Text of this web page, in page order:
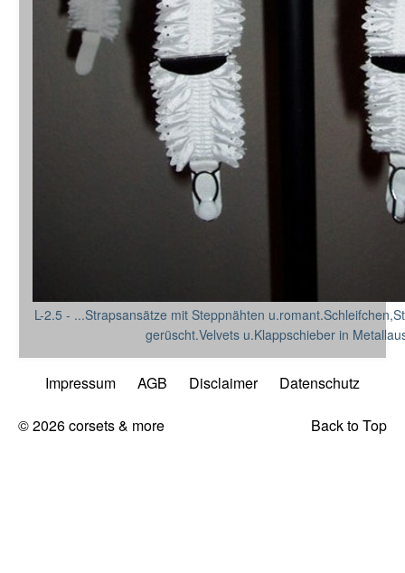
L-2.5 - ...Strapsansätze mit Steppnähten
gerüscht.Velvets u.Klappschieber in
Impressum AGB Disclaimer Datenschutz
Back to Top
© 2026 corsets & more